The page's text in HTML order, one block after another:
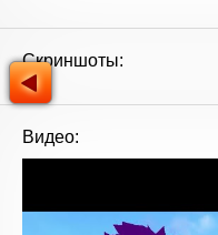
Скриншоты:
Видео: